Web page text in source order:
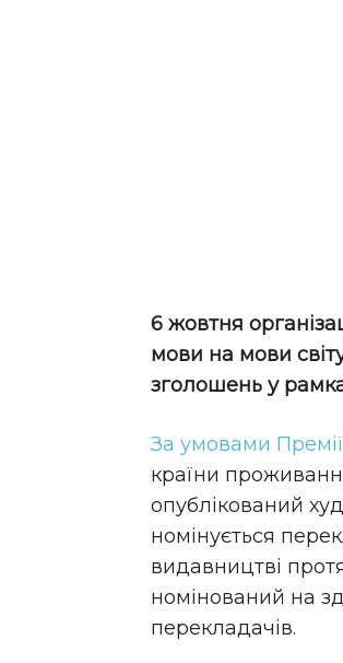
6 жовтня
мови на мови
зголошень у
За умовами Премії
країни
опублікований
номінується
видавництві
номінований на
перекладачів.